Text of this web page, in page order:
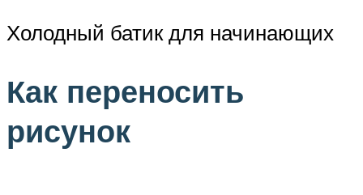
Холодный батик для начинающих
Как переносить
рисунок